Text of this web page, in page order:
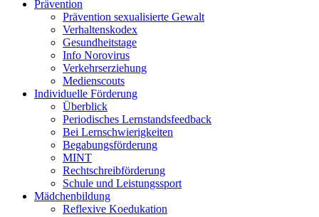
Prävention
Prävention sexualisierte Gewalt
Verhaltenskodex
Gesundheitstage
Info Norovirus
Verkehrserziehung
Medienscouts
Individuelle Förderung
Überblick
Periodisches Lernstandsfeedback
Bei Lernschwierigkeiten
Begabungsförderung
MINT
Rechtschreibförderung
Schule und Leistungssport
Mädchenbildung
Reflexive Koedukation